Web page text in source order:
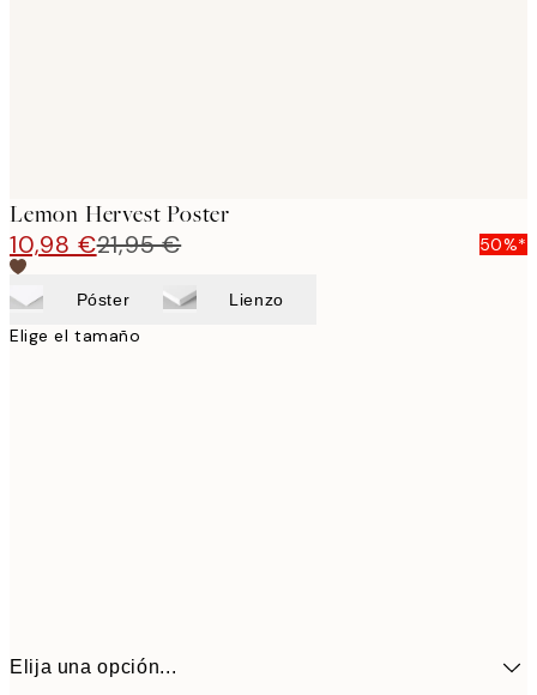
Lemon Hervest Poster
10,98 €21,95 € 50%*
Póster Lienzo
Elige el tamaño
Elija una opción...